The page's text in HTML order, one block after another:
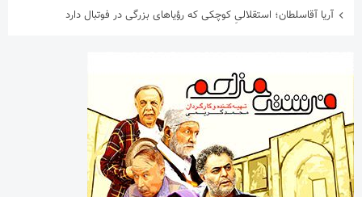
آریا آقاسلطان؛ استقلالیِ کوچکی که رؤیاهای بزرگی در فوتبال دارد